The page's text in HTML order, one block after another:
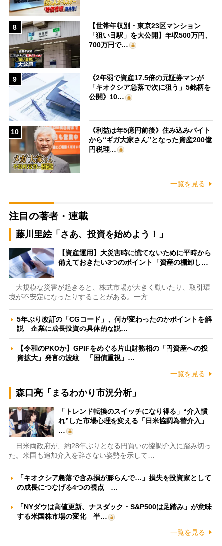
8
【世帯年収別・東京23区マンション
「狙い目駅」を大公開】年収500万円、
700万円で…
9
《2年弱で資産17.5倍の元証券マンが
「キオクシア急落で次に狙う」5銘柄を
公開》10…
10
《利益は年5億円前後》住み込みバイト
から“ギガ大家さん”となった資産200億
円税理…
一覧を見る
注目の著者・連載
藤川里絵「さあ、投資を始めよう！」
【資産運用】大災害時に慌てないために平時から
備えておきたい3つのポイント「資産の棚卸し…
大規模な災害が起きると、株式市場が大きく動いたり、取引環
境が不安定になったりすることがある。一方…
5年ぶり改訂の「CGコード」、何が変わったのかポイントを解
説 企業に成長投資の具体的な説…
【令和のPKOか】GPIFをめぐる片山財務相の「円資産への投
資拡大」発言の波紋 「国債重視」…
一覧を見る
森口亮「まるわかり市況分析」
「トレンド転換のスイッチになり得る」“介入慣
れ”した市場心理を変える「日米協調為替介入」
…
日米両政府が、約28年ぶりとなる円買いの協調介入に踏み切っ
た。米国も追加介入を辞さない姿勢を示して…
「キオクシア急落で含み損が膨らんで…」損失を投資家として
の成長につなげる4つの視点 …
「NYダウは高値更新、ナスダック・S&P500は足踏み」が意味
する米国株市場の変化 半…
一覧を見る